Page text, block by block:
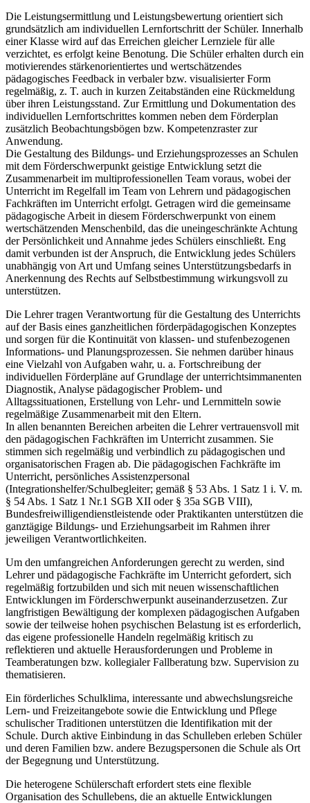
Die Leistungsermittlung und Leistungsbewertung orientiert sich
grundsätzlich am individuellen Lernfortschritt der Schüler. Innerhalb
einer Klasse wird auf das Erreichen gleicher Lernziele für alle
verzichtet, es erfolgt keine Benotung. Die Schüler erhalten durch ein
motivierendes stärkenorientiertes und wertschätzendes
pädagogisches Feedback in verbaler bzw. visualisierter Form
regelmäßig, z. T. auch in kurzen Zeitabständen eine Rückmeldung
über ihren Leistungsstand. Zur Ermittlung und Dokumentation des
individuellen Lernfortschrittes kommen neben dem Förderplan
zusätzlich Beobachtungsbögen bzw. Kompetenzraster zur
Anwendung.
Die Gestaltung des Bildungs- und Erziehungsprozesses an Schulen
mit dem Förderschwerpunkt geistige Entwicklung setzt die
Zusammenarbeit im multiprofessionellen Team voraus, wobei der
Unterricht im Regelfall im Team von Lehrern und pädagogischen
Fachkräften im Unterricht erfolgt. Getragen wird die gemeinsame
pädagogische Arbeit in diesem Förderschwerpunkt von einem
wertschätzenden Menschenbild, das die uneingeschränkte Achtung
der Persönlichkeit und Annahme jedes Schülers einschließt. Eng
damit verbunden ist der Anspruch, die Entwicklung jedes Schülers
unabhängig von Art und Umfang seines Unterstützungsbedarfs in
Anerkennung des Rechts auf Selbstbestimmung wirkungsvoll zu
unterstützen.
Die Lehrer tragen Verantwortung für die Gestaltung des Unterrichts
auf der Basis eines ganzheitlichen förderpädagogischen Konzeptes
und sorgen für die Kontinuität von klassen- und stufenbezogenen
Informations- und Planungsprozessen. Sie nehmen darüber hinaus
eine Vielzahl von Aufgaben wahr, u. a. Fortschreibung der
individuellen Förderpläne auf Grundlage der unterrichtsimmanenten
Diagnostik, Analyse pädagogischer Problem- und
Alltagssituationen, Erstellung von Lehr- und Lernmitteln sowie
regelmäßige Zusammenarbeit mit den Eltern.
In allen benannten Bereichen arbeiten die Lehrer vertrauensvoll mit
den pädagogischen Fachkräften im Unterricht zusammen. Sie
stimmen sich regelmäßig und verbindlich zu pädagogischen und
organisatorischen Fragen ab. Die pädagogischen Fachkräfte im
Unterricht, persönliches Assistenzpersonal
(Integrationshelfer/Schulbegleiter; gemäß § 53 Abs. 1 Satz 1 i. V. m.
§ 54 Abs. 1 Satz 1 Nr.1 SGB XII oder § 35a SGB VIII),
Bundesfreiwilligendienstleistende oder Praktikanten unterstützen die
ganztägige Bildungs- und Erziehungsarbeit im Rahmen ihrer
jeweiligen Verantwortlichkeiten.
Um den umfangreichen Anforderungen gerecht zu werden, sind
Lehrer und pädagogische Fachkräfte im Unterricht gefordert, sich
regelmäßig fortzubilden und sich mit neuen wissenschaftlichen
Entwicklungen im Förderschwerpunkt auseinanderzusetzen. Zur
langfristigen Bewältigung der komplexen pädagogischen Aufgaben
sowie der teilweise hohen psychischen Belastung ist es erforderlich,
das eigene professionelle Handeln regelmäßig kritisch zu
reflektieren und aktuelle Herausforderungen und Probleme in
Teamberatungen bzw. kollegialer Fallberatung bzw. Supervision zu
thematisieren.
Ein förderliches Schulklima, interessante und abwechslungsreiche
Lern- und Freizeitangebote sowie die Entwicklung und Pflege
schulischer Traditionen unterstützen die Identifikation mit der
Schule. Durch aktive Einbindung in das Schulleben erleben Schüler
und deren Familien bzw. andere Bezugspersonen die Schule als Ort
der Begegnung und Unterstützung.
Die heterogene Schülerschaft erfordert stets eine flexible
Organisation des Schullebens, die an aktuelle Entwicklungen